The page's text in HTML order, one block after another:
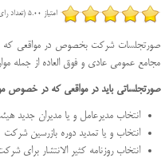
امتیاز 5.00 (تعداد رای 3)
صورتجلسات شرکت بخصوص در مواقعی که
مجامع عمومی عادی و فوق العاده از جمله
صورتجلساتی باید در مواقعی که در خصوص
انتخاب مدیرعامل و یا مدیران جدید
انتخاب و یا تمدید دوره بازرسین شرکت
انتخاب روزنامه کثیر الانتشار برای